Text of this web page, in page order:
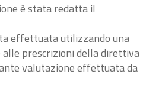
è stata redatta il
effettuata utilizzando una
prescrizioni della direttiva
valutazione effettuata da